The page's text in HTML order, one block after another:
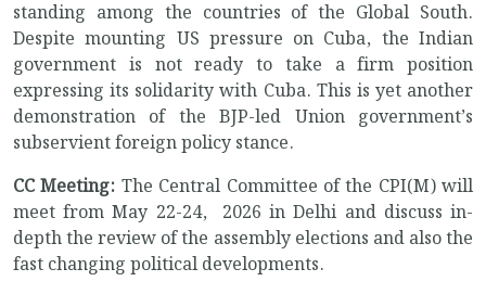
standing among the countries of the Global South.
Despite mounting US pressure on Cuba, the Indian
government is not ready to take a firm position
expressing its solidarity with Cuba. This is yet another
demonstration of the BJP-led Union government’s
subservient foreign policy stance.
CC Meeting: The Central Committee of the CPI(M) will
meet from May 22-24, 2026 in Delhi and discuss in-
depth the review of the assembly elections and also the
fast changing political developments.